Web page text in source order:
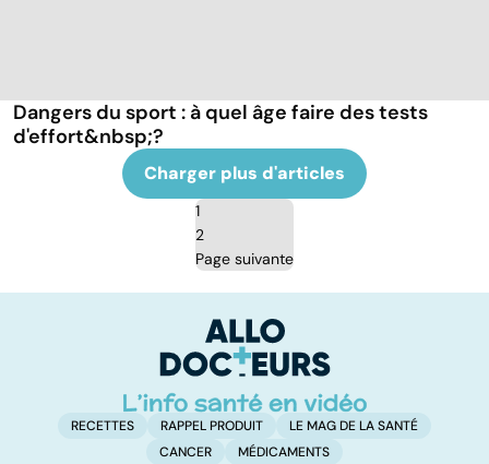
Dangers du sport : à quel âge faire des tests
d'effort&nbsp;?
Charger plus d'articles
1
2
Page suivante
RECETTES RAPPEL PRODUIT
LE MAG DE LA SANTÉ
CANCER
MÉDICAMENTS